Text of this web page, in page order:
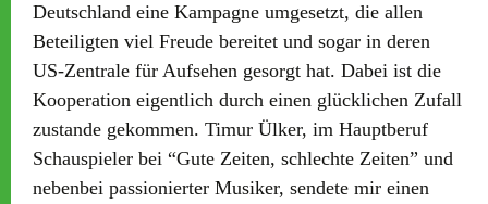
Deutschland eine Kampagne umgesetzt, die allen
Beteiligten viel Freude bereitet und sogar in deren
US-Zentrale für Aufsehen gesorgt hat. Dabei ist die
Kooperation eigentlich durch einen glücklichen Zufall
zustande gekommen. Timur Ülker, im Hauptberuf
Schauspieler bei “Gute Zeiten, schlechte Zeiten” und
nebenbei passionierter Musiker, sendete mir einen